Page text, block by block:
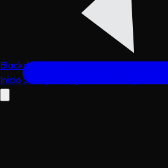
Blackdog.dev
InícioServiços